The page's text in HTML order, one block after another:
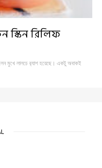
স্কিন রিলিফ
মুখে লালচে র‍্যাশ হয়েছে। একটু অবাকই